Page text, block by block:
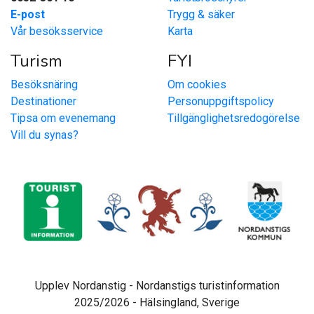
E-post
Vår besöksservice
Trygg & säker
Karta
Turism
Besöksnäring
Destinationer
Tipsa om evenemang
Vill du synas?
FYI
Om cookies
Personuppgiftspolicy
Tillgänglighetsredogörelse
Upplev Nordanstig - Nordanstigs turistinformation
2025/2026 - Hälsingland, Sverige